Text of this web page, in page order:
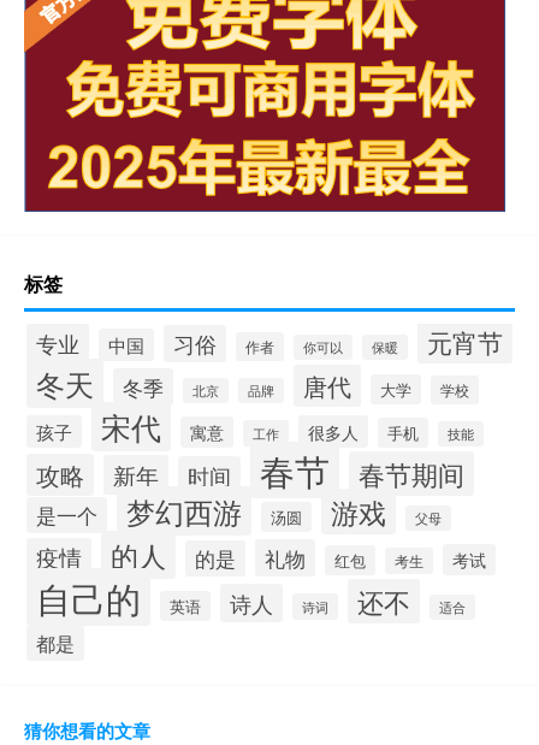
标签
专业 中国 习俗 作者 你可以 保暖 元宵节
冬天 冬季 北京 品牌 唐代 大学 学校
孩子 宋代 寓意 工作 很多人 手机 技能
攻略 新年 时间 春节 春节期间
是一个 梦幻西游 汤圆 游戏 父母
疫情 的人 的是 礼物 红包 考生 考试
自己的 英语 诗人 诗词 还不 适合
都是
猜你想看的文章